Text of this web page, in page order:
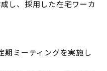
し、採用した在宅ワーカ
期ミーティングを実施し